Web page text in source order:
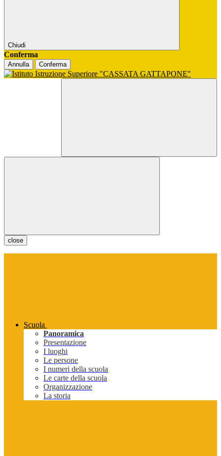
Chiudi
Conferma
Annulla Conferma
close
Scuola
Panoramica
Presentazione
I luoghi
Le persone
I numeri della scuola
Le carte della scuola
Organizzazione
La storia